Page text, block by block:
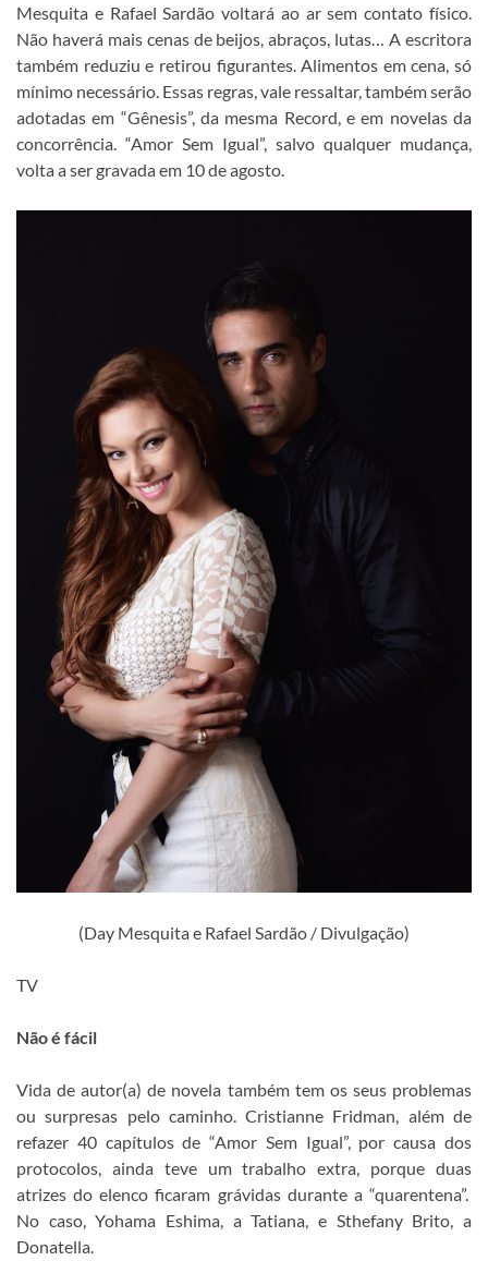
Mesquita e Rafael Sardão voltará ao ar sem contato físico.
Não haverá mais cenas de beijos, abraços, lutas… A escritora
também reduziu e retirou figurantes. Alimentos em cena, só
mínimo necessário. Essas regras, vale ressaltar, também serão
adotadas em “Gênesis”, da mesma Record, e em novelas da
concorrência. “Amor Sem Igual”, salvo qualquer mudança,
volta a ser gravada em 10 de agosto.
(Day Mesquita e Rafael Sardão / Divulgação)
TV
Não é fácil
Vida de autor(a) de novela também tem os seus problemas
ou surpresas pelo caminho. Cristianne Fridman, além de
refazer 40 capítulos de “Amor Sem Igual”, por causa dos
protocolos, ainda teve um trabalho extra, porque duas
atrizes do elenco ficaram grávidas durante a “quarentena”.
No caso, Yohama Eshima, a Tatiana, e Sthefany Brito, a
Donatella.